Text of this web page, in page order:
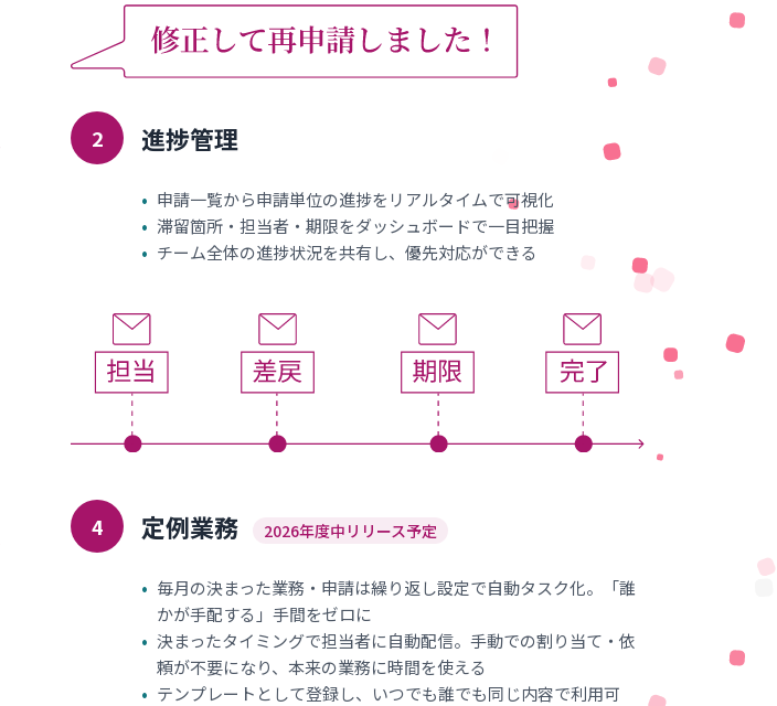
2 進捗管理
• 申請一覧から申請単位の進捗をリアルタイムで可視化
• 滞留箇所・担当者・期限をダッシュボードで一目把握
• チーム全体の進捗状況を共有し、優先対応ができる
4 定例業務 2026年度中リリース予定
• 毎月の決まった業務・申請は繰り返し設定で自動タスク化。「誰
かが手配する」手間をゼロに
• 決まったタイミングで担当者に自動配信。手動での割り当て・依
頼が不要になり、本来の業務に時間を使える
• テンプレートとして登録し、いつでも誰でも同じ内容で利用可